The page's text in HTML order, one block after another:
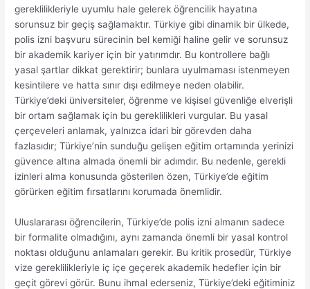
gereklilikleriyle uyumlu hale gelerek öğrencilik hayatına
sorunsuz bir geçiş sağlamaktır. Türkiye gibi dinamik bir ülkede,
polis izni başvuru sürecinin bel kemiği haline gelir ve sorunsuz
bir akademik kariyer için bir yatırımdır. Bu kontrollere bağlı
yasal şartlar dikkat gerektirir; bunlara uyulmaması istenmeyen
kesintilere ve hatta sınır dışı edilmeye neden olabilir.
Türkiye’deki üniversiteler, öğrenme ve kişisel güvenliğe elverişli
bir ortam sağlamak için bu gereklilikleri vurgular. Bu yasal
çerçeveleri anlamak, yalnızca idari bir görevden daha
fazlasıdır; Türkiye’nin sunduğu gelişen eğitim ortamında yerinizi
güvence altına almada önemli bir adımdır. Bu nedenle, gerekli
izinleri alma konusunda gösterilen özen, Türkiye’de eğitim
görürken eğitim fırsatlarını korumada önemlidir.
Uluslararası öğrencilerin, Türkiye’de polis izni almanın sadece
bir formalite olmadığını, aynı zamanda önemli bir yasal kontrol
noktası olduğunu anlamaları gerekir. Bu kritik prosedür, Türkiye
vize gereklilikleriyle iç içe geçerek akademik hedefler için bir
geçit görevi görür. Bunu ihmal ederseniz, Türkiye’deki eğitiminiz